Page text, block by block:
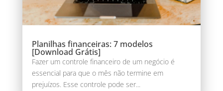
Planilhas financeiras: 7 modelos
[Download Grátis]
Fazer um controle financeiro de um negócio é
essencial para que o mês não termine em
prejuízos. Esse controle pode ser...